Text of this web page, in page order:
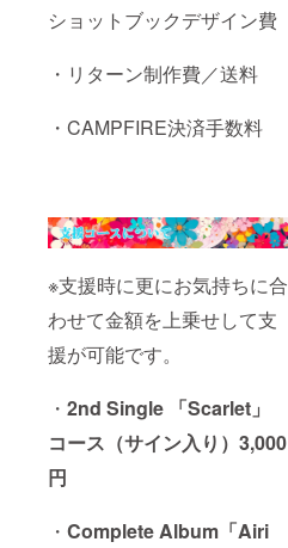
ショットブックデザイン費
・リターン制作費／送料
・CAMPFIRE決済手数料
※支援時に更にお気持ちに合
わせて金額を上乗せして支
援が可能です。
・ 2nd Single 「Scarlet」
コース（サイン入り）3,000
円
・ Complete Album「Airi